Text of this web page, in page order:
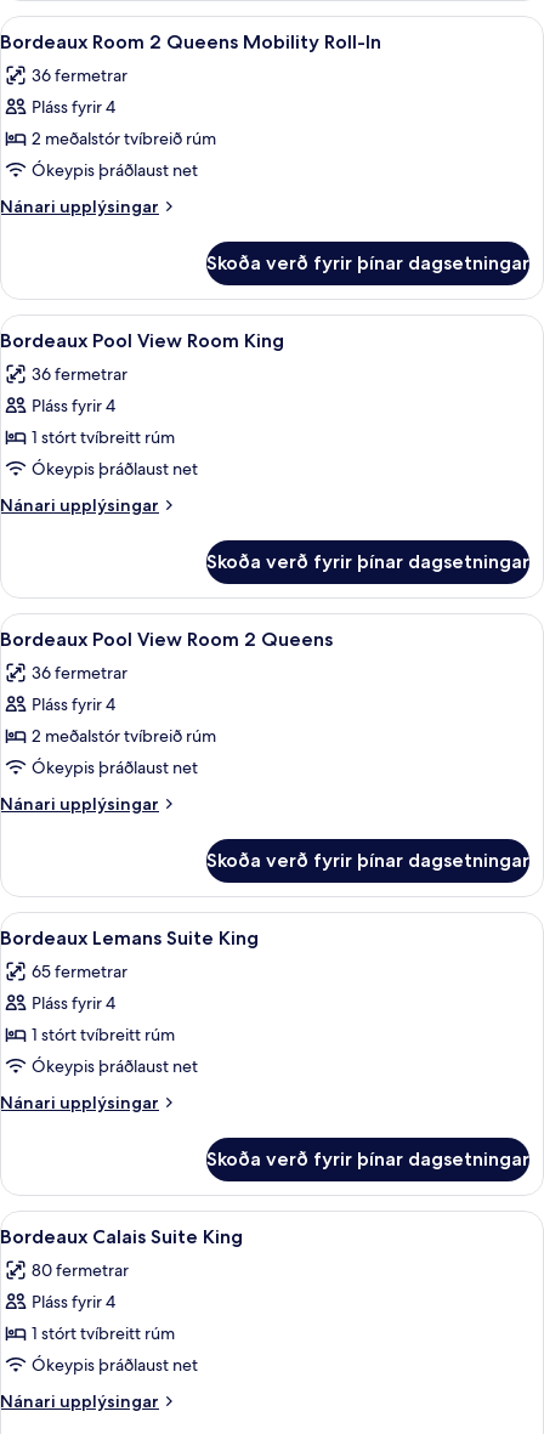
Suite
King
Skoða
allar
myndir
fyrir
Bordeaux
Room
2
Queens
Roll-
In
Rúmföt af bestu gerð, míníbar,
4
Bordeaux Room 2 Queens Mobility Roll-In
36 fermetrar
Pláss fyrir 4
2 meðalstór tvíbreið rúm
Ókeypis þráðlaust net
Nánari upplýsingar
Nánari
Room
Queens
Roll-
In
Skoða verð fyrir þínar dagsetningar
Skoða
allar
myndir
fyrir
Bordeaux
Pool
View
Room
Rúmföt af bestu gerð, míníbar,
4
Bordeaux Pool View Room King
36 fermetrar
Pláss fyrir 4
1 stórt tvíbreitt rúm
Ókeypis þráðlaust net
Nánari upplýsingar
Nánari
Pool
View
Room
Skoða verð fyrir þínar dagsetningar
Skoða
allar
myndir
fyrir
Bordeaux
Pool
View
Room
Queens
Rúmföt af bestu gerð, míníbar,
4
Bordeaux Pool View Room 2 Queens
36 fermetrar
Pláss fyrir 4
2 meðalstór tvíbreið rúm
Ókeypis þráðlaust net
Nánari upplýsingar
Nánari
Pool
View
Room
Queens
Skoða verð fyrir þínar dagsetningar
Skoða
allar
myndir
fyrir
Bordeaux
Lemans
Suite
King
Bordeaux Lemans Suite King |
4
Bordeaux Lemans Suite King
65 fermetrar
Pláss fyrir 4
1 stórt tvíbreitt rúm
Ókeypis þráðlaust net
Nánari upplýsingar
Nánari
Lemans
Suite
King
Skoða verð fyrir þínar dagsetningar
Skoða
allar
myndir
fyrir
Bordeaux
Calais
Suite
King
42-tommu flatskjársjónvarp með
4
Bordeaux Calais Suite King
80 fermetrar
Pláss fyrir 4
1 stórt tvíbreitt rúm
Ókeypis þráðlaust net
Nánari upplýsingar
Nánari